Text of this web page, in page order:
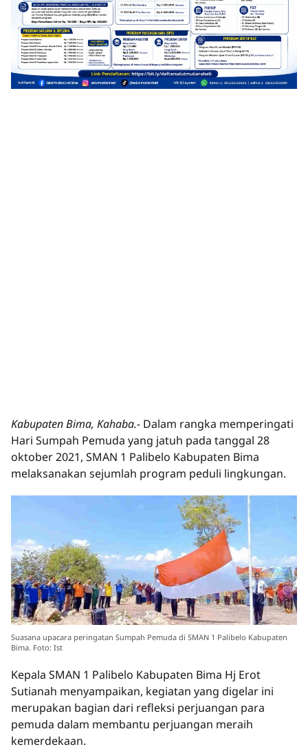
Kabupaten Bima, Kahaba.- Dalam rangka memperingati
Hari Sumpah Pemuda yang jatuh pada tanggal 28
oktober 2021, SMAN 1 Palibelo Kabupaten Bima
melaksanakan sejumlah program peduli lingkungan.
Suasana upacara peringatan Sumpah Pemuda di SMAN 1 Palibelo Kabupaten
Bima. Foto: Ist
Kepala SMAN 1 Palibelo Kabupaten Bima Hj Erot
Sutianah menyampaikan, kegiatan yang digelar ini
merupakan bagian dari refleksi perjuangan para
pemuda dalam membantu perjuangan meraih
kemerdekaan.